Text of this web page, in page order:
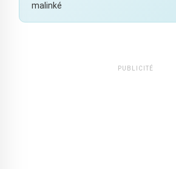
malinké
PUBLICITÉ